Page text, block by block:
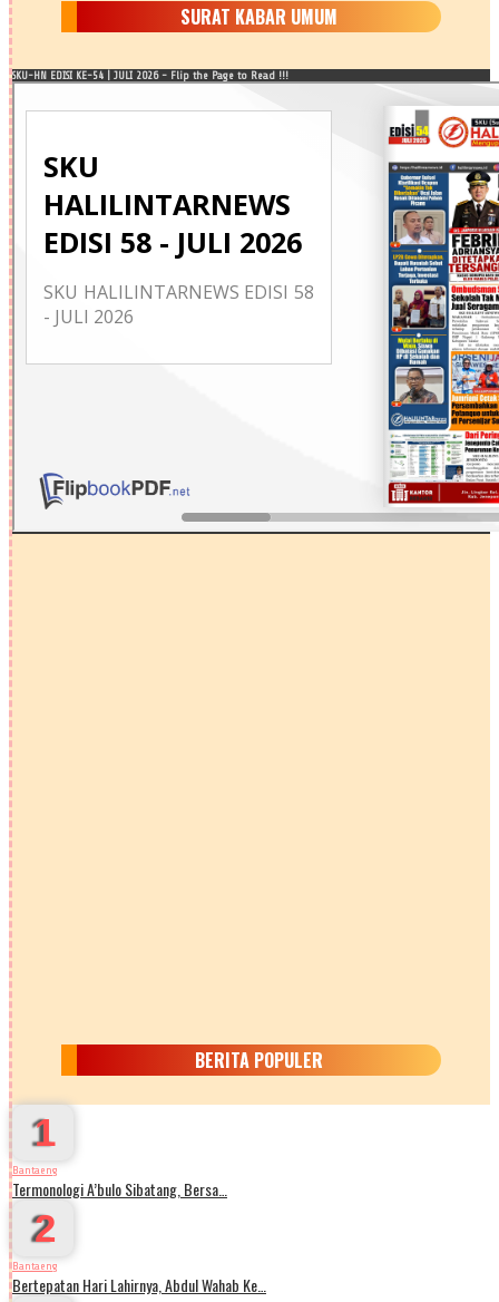
SURAT KABAR UMUM
SKU-HN EDISI KE-54 | JULI 2026 - Flip the Page to Read !!!
BERITA POPULER
1
Bantaeng
Termonologi A’bulo Sibatang, Bersa…
2
Bantaeng
Bertepatan Hari Lahirnya, Abdul Wahab Ke…